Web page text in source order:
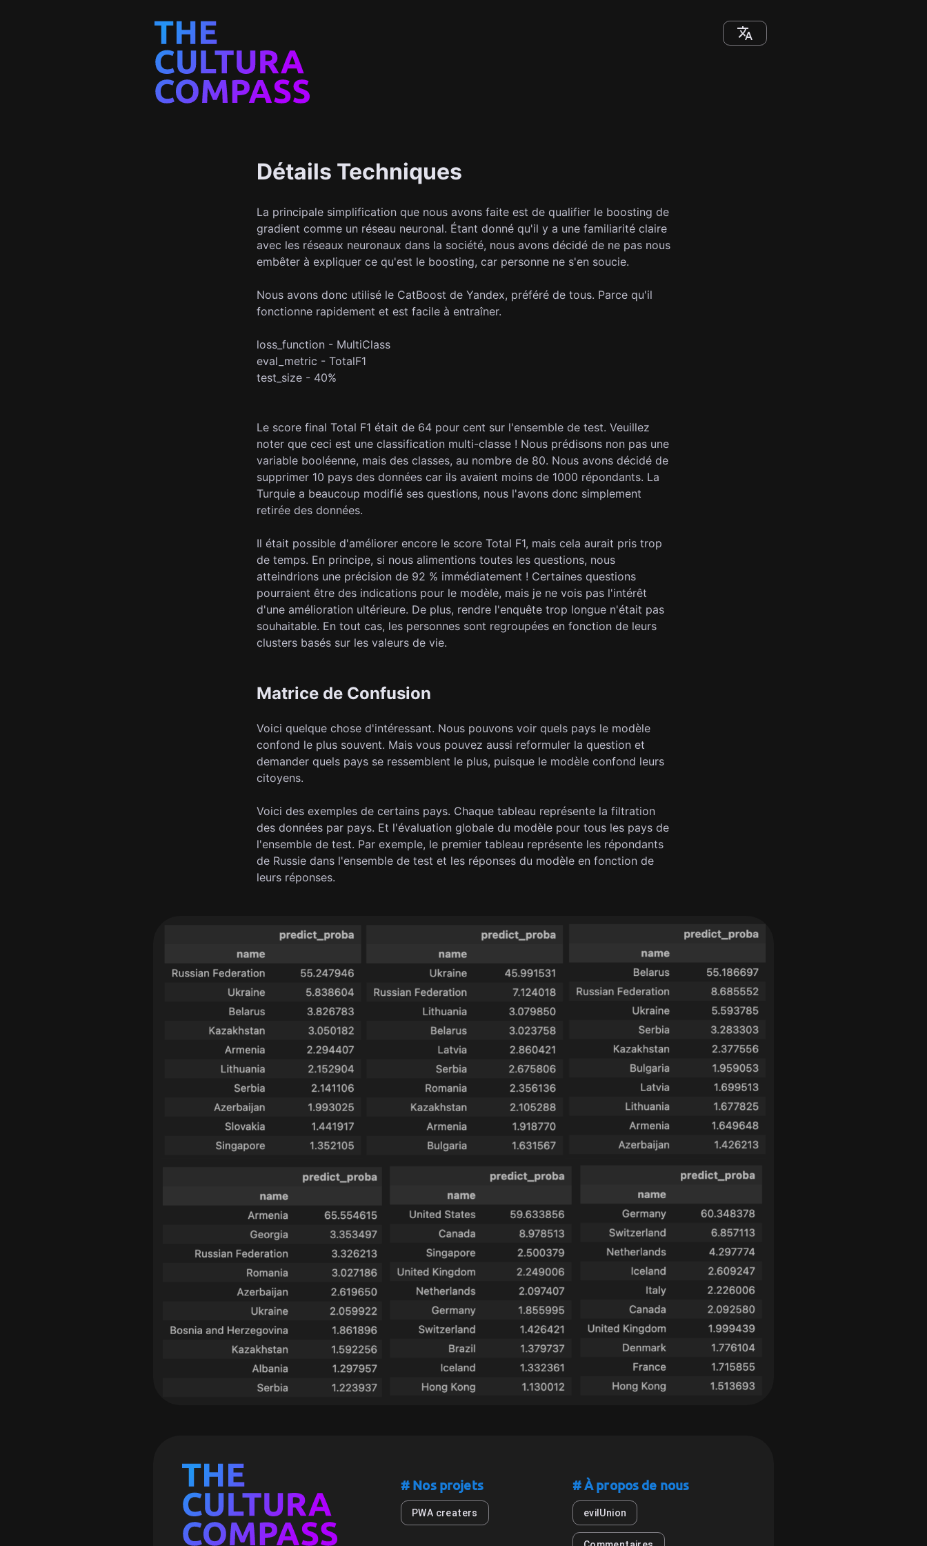
Détails Techniques
La principale simplification que nous avons faite est de qualifier le boosting de
gradient comme un réseau neuronal. Étant donné qu'il y a une familiarité claire
avec les réseaux neuronaux dans la société, nous avons décidé de ne pas nous
embêter à expliquer ce qu'est le boosting, car personne ne s'en soucie.
Nous avons donc utilisé le CatBoost de Yandex, préféré de tous. Parce qu'il
fonctionne rapidement et est facile à entraîner.
loss_function - MultiClass
eval_metric - TotalF1
test_size - 40%
Le score final Total F1 était de 64 pour cent sur l'ensemble de test. Veuillez
noter que ceci est une classification multi-classe ! Nous prédisons non pas une
variable booléenne, mais des classes, au nombre de 80. Nous avons décidé de
supprimer 10 pays des données car ils avaient moins de 1000 répondants. La
Turquie a beaucoup modifié ses questions, nous l'avons donc simplement
retirée des données.
Il était possible d'améliorer encore le score Total F1, mais cela aurait pris trop
de temps. En principe, si nous alimentions toutes les questions, nous
atteindrions une précision de 92 % immédiatement ! Certaines questions
pourraient être des indications pour le modèle, mais je ne vois pas l'intérêt
d'une amélioration ultérieure. De plus, rendre l'enquête trop longue n'était pas
souhaitable. En tout cas, les personnes sont regroupées en fonction de leurs
clusters basés sur les valeurs de vie.
Matrice de Confusion
Voici quelque chose d'intéressant. Nous pouvons voir quels pays le modèle
confond le plus souvent. Mais vous pouvez aussi reformuler la question et
demander quels pays se ressemblent le plus, puisque le modèle confond leurs
citoyens.
Voici des exemples de certains pays. Chaque tableau représente la filtration
des données par pays. Et l'évaluation globale du modèle pour tous les pays de
l'ensemble de test. Par exemple, le premier tableau représente les répondants
de Russie dans l'ensemble de test et les réponses du modèle en fonction de
leurs réponses.
# Nos projets
PWA creaters
# À propos de nous
evilUnion